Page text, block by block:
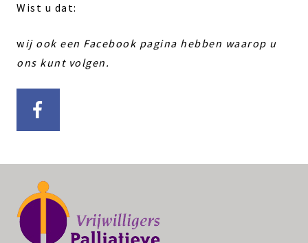
Wist u dat:
wij ook een Facebook pagina hebben waarop u
ons kunt volgen.